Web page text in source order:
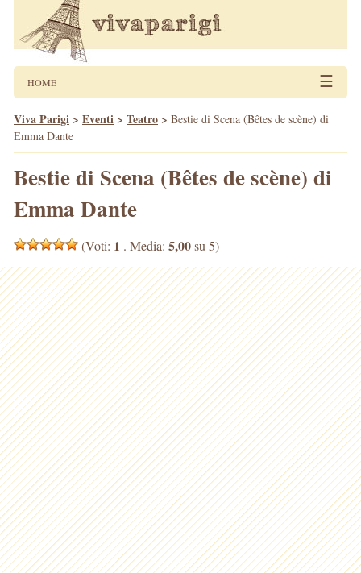
HOME ☰
Viva Parigi > Eventi > Teatro > Bestie di Scena (Bêtes de scène) di
Emma Dante
Bestie di Scena (Bêtes de scène) di
Emma Dante
(Voti: 1 . Media: 5,00su 5)